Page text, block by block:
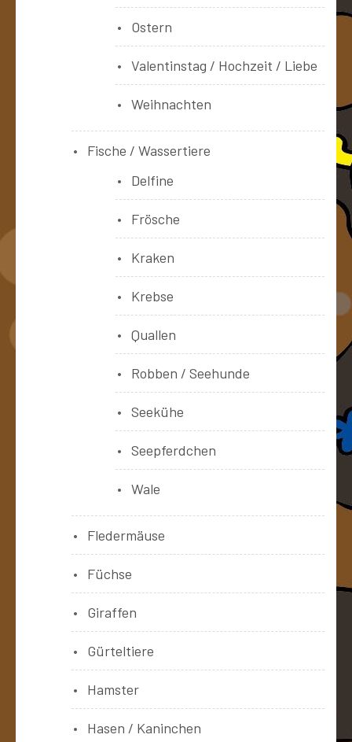
Ostern
Valentinstag / Hochzeit / Liebe
Weihnachten
Fische / Wassertiere
Delfine
Frösche
Kraken
Krebse
Quallen
Robben / Seehunde
Seekühe
Seepferdchen
Wale
Fledermäuse
Füchse
Giraffen
Gürteltiere
Hamster
Hasen / Kaninchen